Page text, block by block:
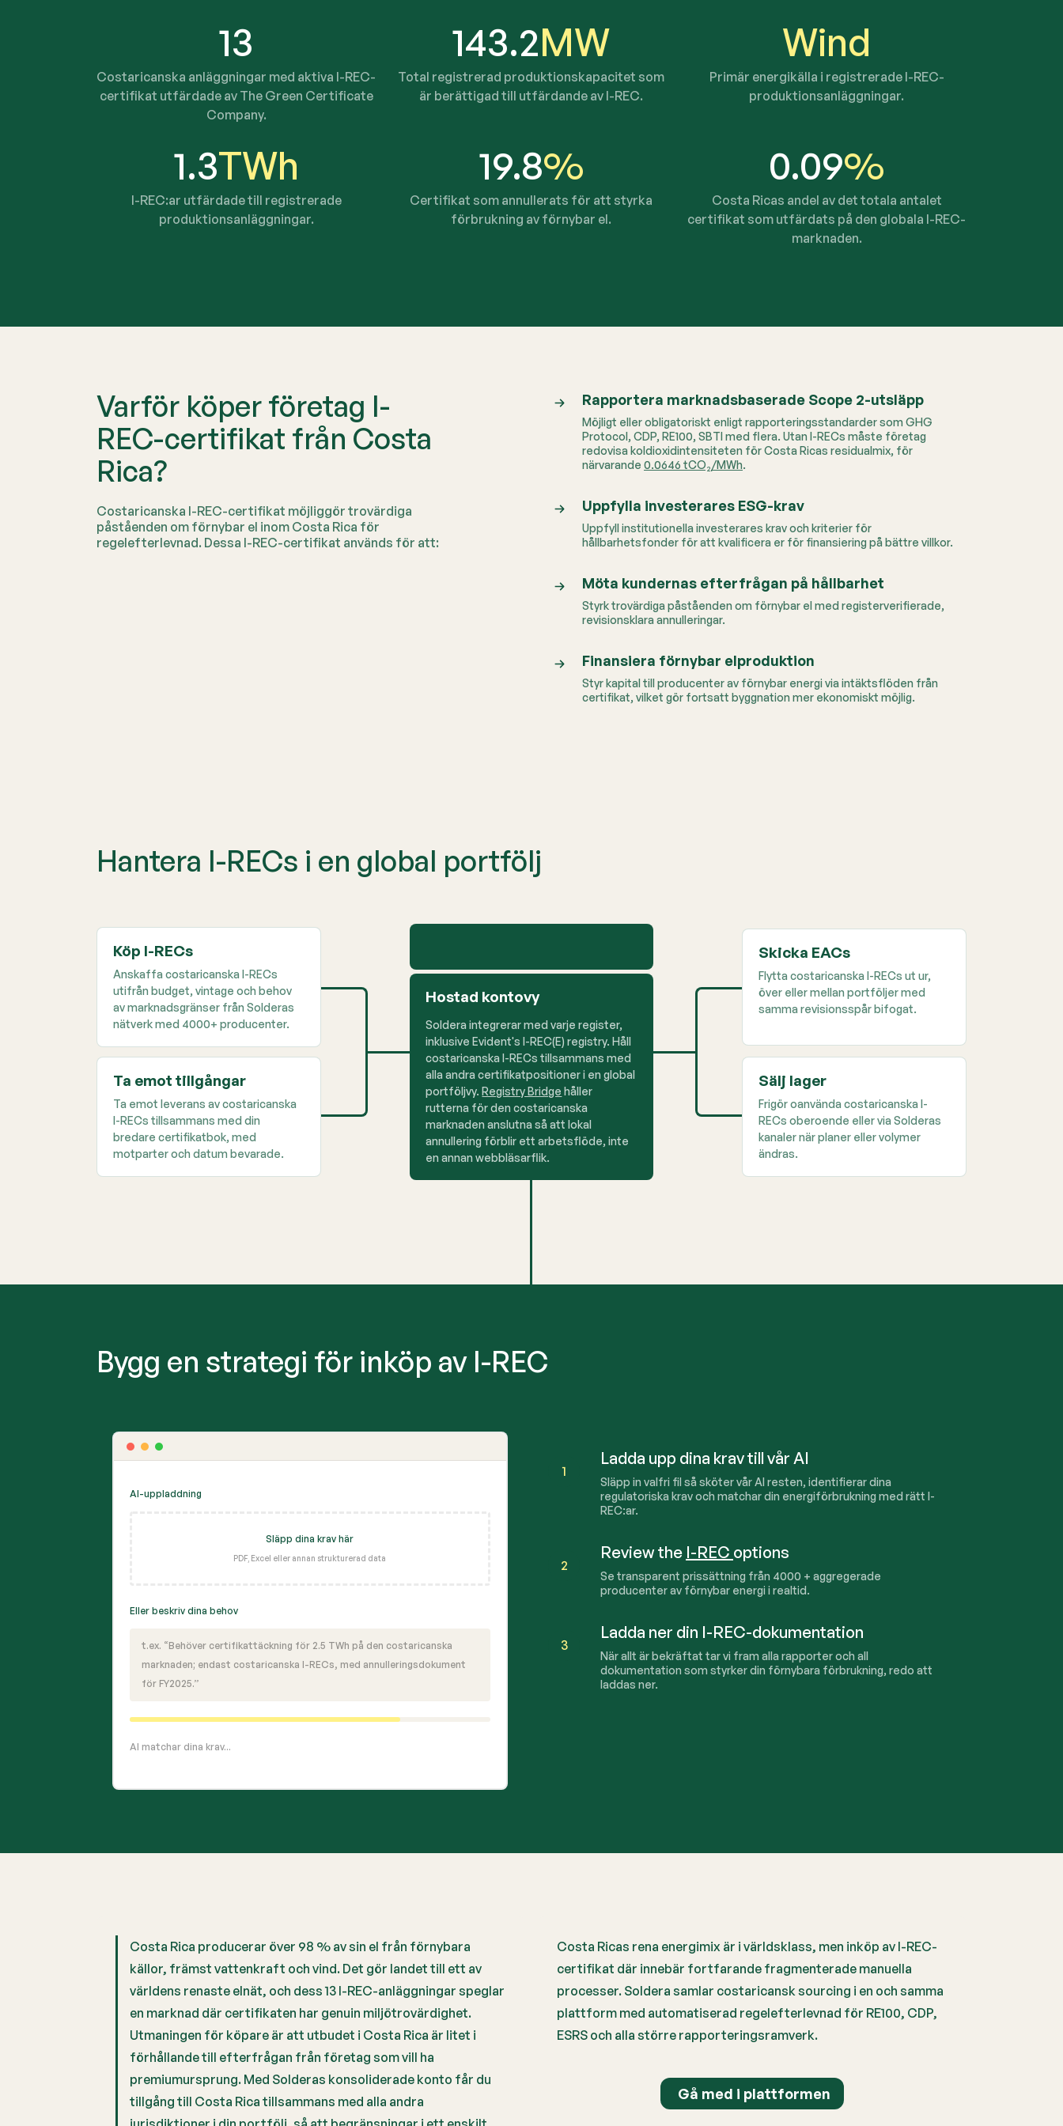
13
Costaricanska anläggningar med aktiva I-REC-
certifikat utfärdade av The Green Certificate
Company.
143.2MW
Total registrerad produktionskapacitet som
är berättigad till utfärdande av I-REC.
Wind
Primär energikälla i registrerade I-REC-
produktionsanläggningar.
1.3TWh
I-REC:ar utfärdade till registrerade
produktionsanläggningar.
19.8%
Certifikat som annullerats för att styrka
förbrukning av förnybar el.
0.09%
Costa Ricas andel av det totala antalet
certifikat som utfärdats på den globala I-REC-
marknaden.
Varför köper företag I-
REC-certifikat från Costa
Rica?
Costaricanska I-REC-certifikat möjliggör trovärdiga
påståenden om förnybar el inom Costa Rica för
regelefterlevnad. Dessa I-REC-certifikat används för att:
Rapportera marknadsbaserade Scope 2-utsläpp
Möjligt eller obligatoriskt enligt rapporteringsstandarder som GHG
Protocol, CDP, RE100, SBTI med flera. Utan I-RECs måste företag
redovisa koldioxidintensiteten för Costa Ricas residualmix, för
närvarande 0.0646 tCO₂/MWh.
Uppfylla investerares ESG-krav
Uppfyll institutionella investerares krav och kriterier för
hållbarhetsfonder för att kvalificera er för finansiering på bättre villkor.
Möta kundernas efterfrågan på hållbarhet
Styrk trovärdiga påståenden om förnybar el med registerverifierade,
revisionsklara annulleringar.
Finansiera förnybar elproduktion
Styr kapital till producenter av förnybar energi via intäktsflöden från
certifikat, vilket gör fortsatt byggnation mer ekonomiskt möjlig.
Hantera I-RECs i en global portfölj
Köp I-RECs
Anskaffa costaricanska I-RECs
utifrån budget, vintage och behov
av marknadsgränser från Solderas
nätverk med 4000+ producenter.
Ta emot tillgångar
Ta emot leverans av costaricanska
I-RECs tillsammans med din
bredare certifikatbok, med
motparter och datum bevarade.
Hostad kontovy
Soldera integrerar med varje register,
inklusive Evident's I-REC(E) registry. Håll
costaricanska I-RECs tillsammans med
alla andra certifikatpositioner i en global
portföljvy.Registry Bridge håller
rutterna för den costaricanska
marknaden anslutna så att lokal
annullering förblir ett arbetsflöde, inte
en annan webbläsarflik.
Skicka EACs
Flytta costaricanska I-RECs ut ur,
över eller mellan portföljer med
samma revisionsspår bifogat.
Sälj lager
Frigör oanvända costaricanska I-
RECs oberoende eller via Solderas
kanaler när planer eller volymer
ändras.
Bygg en strategi för inköp av I-REC
AI-uppladdning
Släpp dina krav här
PDF, Excel eller annan strukturerad data
Eller beskriv dina behov
t.ex. “Behöver certifikattäckning för 2.5 TWh på den costaricanska
marknaden; endast costaricanska I-RECs, med annulleringsdokument
för FY2025.”
AI matchar dina krav...
1
Ladda upp dina krav till vår AI
Släpp in valfri fil så sköter vår AI resten, identifierar dina
regulatoriska krav och matchar din energiförbrukning med rätt I-
REC:ar.
2
Review the I-REC options
Se transparent prissättning från 4000 + aggregerade
producenter av förnybar energi i realtid.
3
Ladda ner din I-REC-dokumentation
När allt är bekräftat tar vi fram alla rapporter och all
dokumentation som styrker din förnybara förbrukning, redo att
laddas ner.
Costa Rica producerar över 98 % av sin el från förnybara
källor, främst vattenkraft och vind. Det gör landet till ett av
världens renaste elnät, och dess 13 I-REC-anläggningar speglar
en marknad där certifikaten har genuin miljötrovärdighet.
Utmaningen för köpare är att utbudet i Costa Rica är litet i
förhållande till efterfrågan från företag som vill ha
premiumursprung. Med Solderas konsoliderade konto får du
tillgång till Costa Rica tillsammans med alla andra
Costa Ricas rena energimix är i världsklass, men inköp av I-REC-
certifikat där innebär fortfarande fragmenterade manuella
processer. Soldera samlar costaricansk sourcing i en och samma
plattform med automatiserad regelefterlevnad för RE100, CDP,
ESRS och alla större rapporteringsramverk.
Gå med i plattformen